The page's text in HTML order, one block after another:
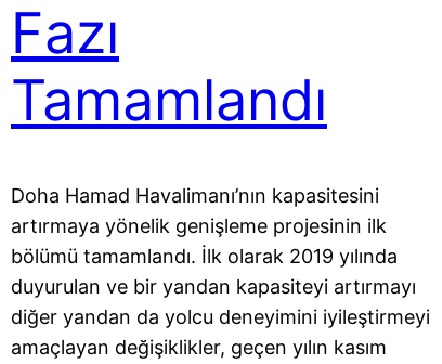
Fazı
Tamamlandı
Doha Hamad Havalimanı’nın kapasitesini
artırmaya yönelik genişleme projesinin ilk
bölümü tamamlandı. İlk olarak 2019 yılında
duyurulan ve bir yandan kapasiteyi artırmayı
diğer yandan da yolcu deneyimini iyileştirmeyi
amaçlayan değişiklikler, geçen yılın kasım